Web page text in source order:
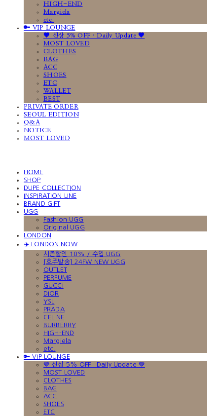
HIGH-END
Margiela
etc.
🔑 VIP LOUNGE
🤎 신상 5% OFF · Daily Update 🤎
MOST LOVED
CLOTHES
BAG
ACC
SHOES
ETC
WALLET
BEST
PRIVATE ORDER
SEOUL EDITION
Q&A
NOTICE
MOST LOVED
HOME
SHOP
DUPE COLLECTION
INSPIRATION LINE
BRAND GIFT
UGG
Fashion UGG
Original UGG
LONDON
✈️ LONDON NOW
시즌할인 10% / 수입 UGG
[호주발송] 24FW NEW UGG
OUTLET
PERFUME
GUCCI
DIOR
YSL
PRADA
CELINE
BURBERRY
HIGH-END
Margiela
etc.
🔑 VIP LOUNGE
🤎 신상 5% OFF · Daily Update 🤎
MOST LOVED
CLOTHES
BAG
ACC
SHOES
ETC